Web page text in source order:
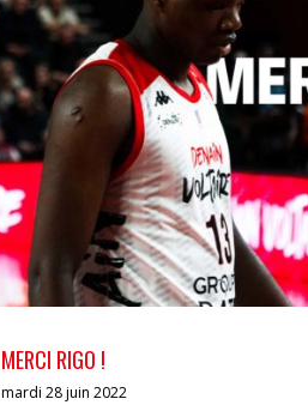
MERCI RIGO !
actualités pro b
MERCI RIGO !
mardi 28 juin 2022